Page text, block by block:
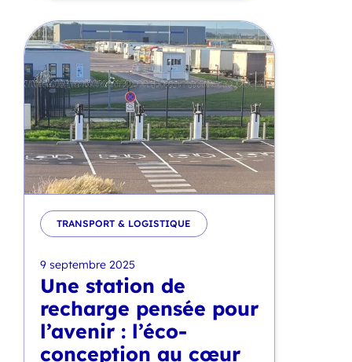
TRANSPORT & LOGISTIQUE
9 septembre 2025
Une station de
recharge pensée pour
l’avenir : l’éco-
conception au cœur